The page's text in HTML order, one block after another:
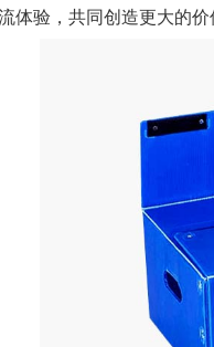
体验，共同创造更大的价